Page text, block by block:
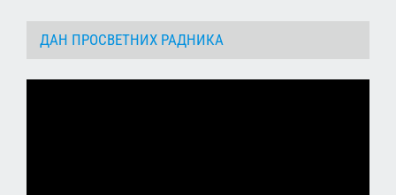
ДАН ПРОСВЕТНИХ РАДНИКА